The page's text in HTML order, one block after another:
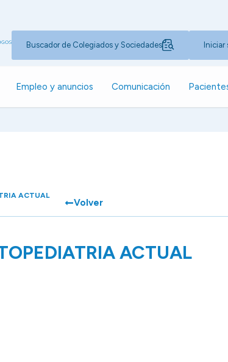
Buscador de Colegiados y Sociedades Iniciar
Empleo y anuncios Comunicación
ACTUAL
Volver
ACTUAL